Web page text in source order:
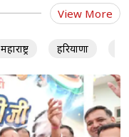
View More
महाराष्ट्र हरियाणा